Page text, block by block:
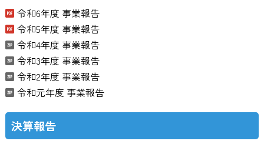
令和6年度 事業報告
令和5年度 事業報告
令和4年度 事業報告
令和3年度 事業報告
令和2年度 事業報告
令和元年度 事業報告
決算報告